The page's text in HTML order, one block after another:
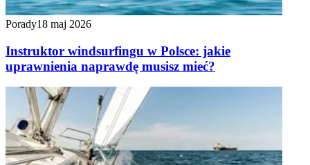
Porady18 maj 2026
Instruktor windsurfingu w Polsce: jakie
uprawnienia naprawdę musisz mieć?